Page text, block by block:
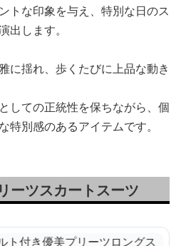
トな印象を与え、特別な日のス
出します。
に揺れ、歩くたびに上品な動き
しての正統性を保ちながら、個
特別感のあるアイテムです。
ーツスカートスーツ